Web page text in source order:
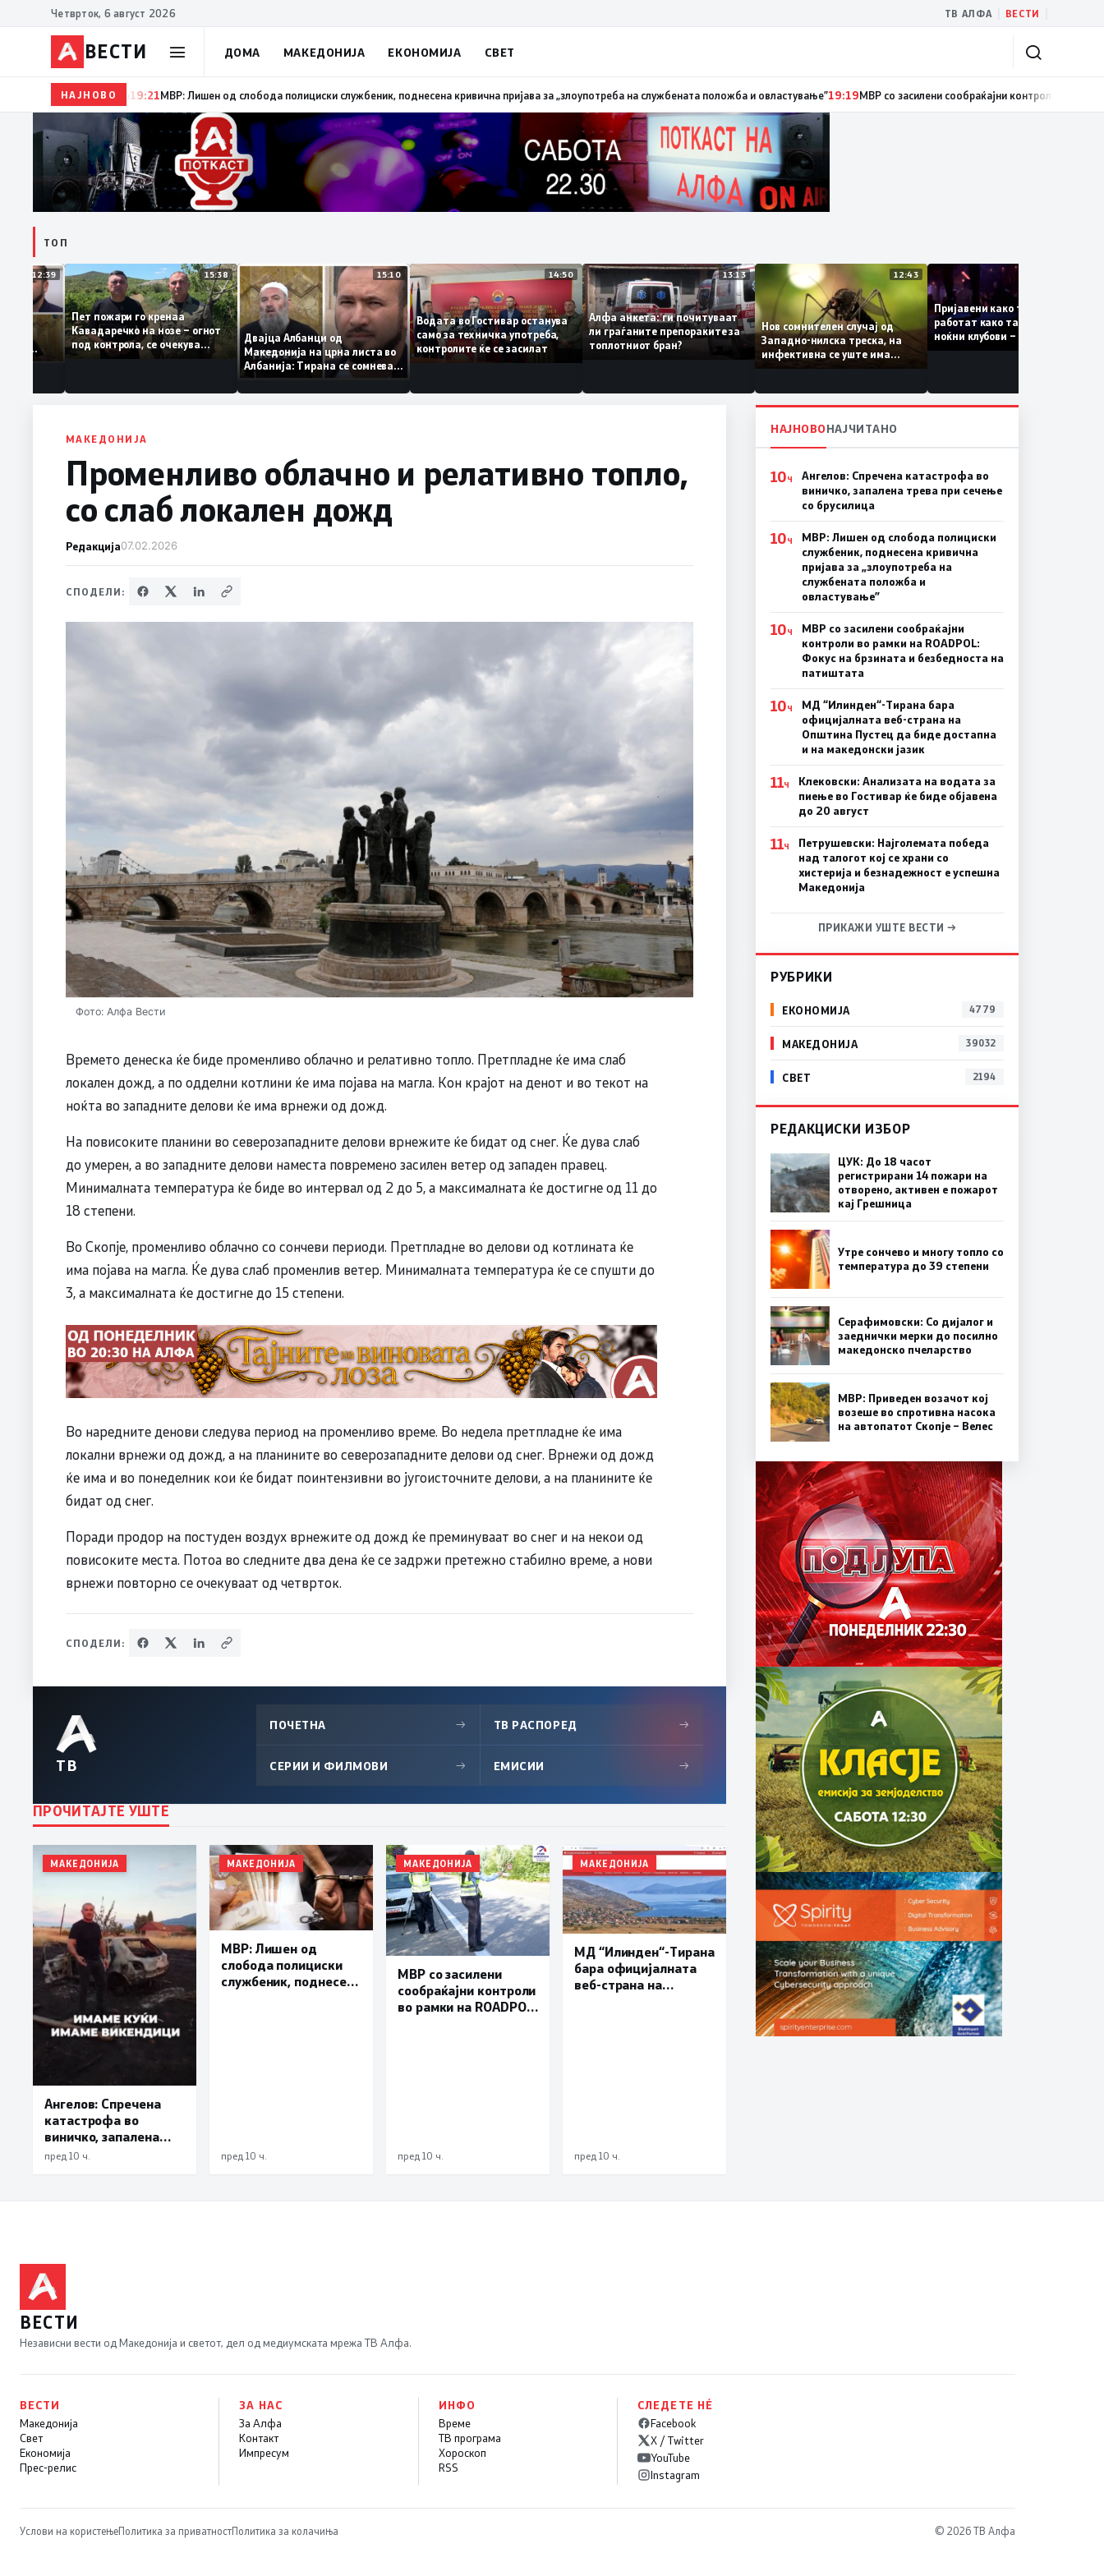
Четврток, 6 август 2026 ТВ АЛФА ВЕСТИ
ВЕСТИ ДОМА МАКЕДОНИЈА ЕКОНОМИЈА СВЕТ
НАЈНОВО19:22Ангелов: Спречена катастрофа во виничко, запалена трева при сечење со брусилица19:21МВР: Лишен од слобода полициски службеник, поднесена кривична пријава за „злоупотреба на
ТОП
12:39
За
му
од
кога му гори
15:38
Пет пожари го кренаа
Кавадаречко на нозе – огнот
под контрола, се очекува
целосно гаснење
15:10
Двајца Албанци од
Македонија на црна листа во
Албанија: Тирана се сомнева
дека работеле за
терористички организации
14:50
Водата во Гостивар останува
само за техничка употреба,
контролите ќе се засилат
13:13
Алфа анкета: ги почитуваат
ли граѓаните препораките за
топлотниот бран?
12:43
Нов сомнителен случај од
Западно-нилска треска, на
инфективна се уште има
пациенти во критична
Пријавени како туристки, а
работат како танчерки во
ноќни клубови – полицијата
откри сомнителна шема за
МАКЕДОНИЈА
Променливо облачно и релативно топло,
со слаб локален дожд
Редакција07.02.2026
СПОДЕЛИ:
Фото: Алфа Вести
Времето денеска ќе биде променливо облачно и релативно топло. Претпладне ќе има слаб
локален дожд, а по одделни котлини ќе има појава на магла. Кон крајот на денот и во текот на
ноќта во западните делови ќе има врнежи од дожд.
На повисоките планини во северозападните делови врнежите ќе бидат од снег. Ќе дува слаб
до умерен, а во западните делови наместа повремено засилен ветер од западен правец.
Минималната температура ќе биде во интервал од 2 до 5, а максималната ќе достигне од 11 до
18 степени.
Во Скопје, променливо облачно со сончеви периоди. Претпладне во делови од котлината ќе
има појава на магла. Ќе дува слаб променлив ветер. Минималната температура ќе се спушти до
3, а максималната ќе достигне до 15 степени.
Во наредните денови следува период на променливо време. Во недела претпладне ќе има
локални врнежи од дожд, а на планините во северозападните делови од снег. Врнежи од дожд
ќе има и во понеделник кои ќе бидат поинтензивни во југоисточните делови, а на планините ќе
бидат од снег.
Поради продор на постуден воздух врнежите од дожд ќе преминуваат во снег и на некои од
повисоките места. Потоа во следните два дена ќе се задржи претежно стабилно време, а нови
врнежи повторно се очекуваат од четврток.
СПОДЕЛИ:
ТВ
ПОЧЕТНА → ТВ РАСПОРЕД →
СЕРИИ И ФИЛМОВИ → ЕМИСИИ →
ПРОЧИТАЈТЕ УШТЕ
МАКЕДОНИЈА
Ангелов: Спречена
катастрофа во
виничко, запалена
трева при сечење со
пред 10 ч.
МАКЕДОНИЈА
МВР: Лишен од
слобода полициски
службеник, поднесена
пред 10 ч.
МАКЕДОНИЈА
МВР со засилени
сообраќајни контроли
во рамки на ROADPOL:
пред 10 ч.
МАКЕДОНИЈА
МД “Илинден“-Тирана
бара официјалната
веб-страна на
пред 10 ч.
НАЈНОВОНАЈЧИТАНО
10Ч
Ангелов: Спречена катастрофа во
виничко, запалена трева при сечење
со брусилица
10Ч
МВР: Лишен од слобода полициски
службеник, поднесена кривична
пријава за „злоупотреба на
службената положба и
овластување”
10Ч
МВР со засилени сообраќајни
контроли во рамки на ROADPOL:
Фокус на брзината и безбедноста на
патиштата
10Ч
МД “Илинден“-Тирана бара
официјалната веб-страна на
Општина Пустец да биде достапна
и на македонски јазик
11Ч
Клековски: Анализата на водата за
пиење во Гостивар ќе биде објавена
до 20 август
11Ч
Петрушевски: Најголемата победа
над талогот кој се храни со
хистерија и безнадежност е успешна
Македонија
ПРИКАЖИ УШТЕ ВЕСТИ →
РУБРИКИ
ЕКОНОМИЈА 4779
МАКЕДОНИЈА 39032
СВЕТ 2194
РЕДАКЦИСКИ ИЗБОР
ЦУК: До 18 часот
регистрирани 14 пожари на
отворено, активен е пожарот
кај Грешница
Утре сончево и многу топло со
температура до 39 степени
Серафимовски: Со дијалог и
заеднички мерки до посилно
македонско пчеларство
МВР: Приведен возачот кој
возеше во спротивна насока
на автопатот Скопје – Велес
ВЕСТИ
Независни вести од Македонија и светот, дел од медиумската мрежа ТВ Алфа.
ВЕСТИ
Македонија
Свет
Економија
Прес-релис
ЗА НАС
За Алфа
Контакт
Импресум
ИНФО
Време
ТВ програма
Хороскоп
RSS
СЛЕДЕТЕ НÉ
Facebook
X / Twitter
YouTube
Instagram
Услови на користењеПолитика за приватностПолитика за колачиња © 2026 ТВ Алфа